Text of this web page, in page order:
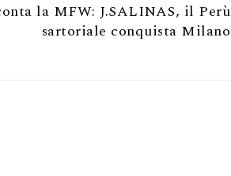
la MFW: J.SALINAS, il Perù
sartoriale conquista Milano